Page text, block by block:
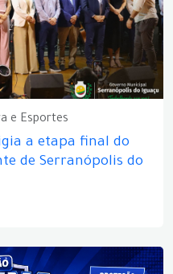
e Esportes
a etapa final do
de Serranópolis do